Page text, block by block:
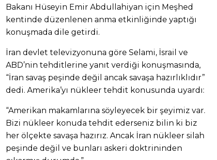
Bakanı Hüseyin Emir Abdullahiyan için Meşhed
kentinde düzenlenen anma etkinliğinde yaptığı
konuşmada dile getirdi.
İran devlet televizyonuna göre Selami, İsrail ve
ABD’nin tehditlerine yanıt verdiği konuşmasında,
“İran savaş peşinde değil ancak savaşa hazırlıklıdır”
dedi. Amerika’yı nükleer tehdit konusunda uyardı:
“Amerikan makamlarına söyleyecek bir şeyimiz var.
Bizi nükleer konuda tehdit ederseniz bilin ki biz
her ölçekte savaşa hazırız. Ancak İran nükleer silah
peşinde değil ve bunları askeri doktrininden